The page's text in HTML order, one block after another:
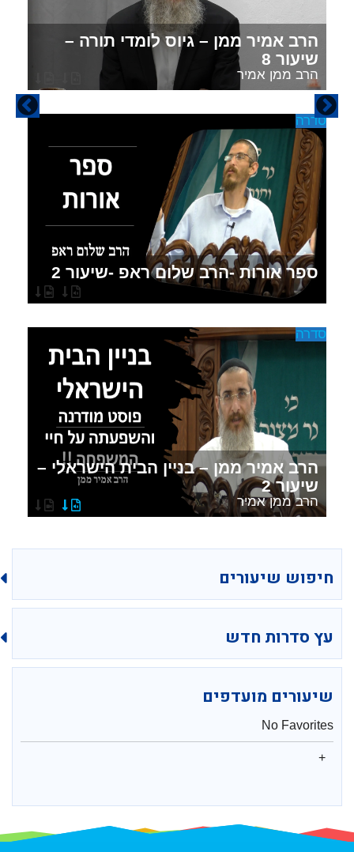
הרב אמיר ממן – גיוס לומדי תורה –
שיעור 8
הרב ממן אמיר
סדרה
ספר אורות -הרב שלום ראפ -שיעור 2
סדרה
הרב אמיר ממן – בניין הבית הישראלי –
שיעור 2
הרב ממן אמיר
חיפוש שיעורים
עץ סדרות חדש
שיעורים מועדפים
No Favorites